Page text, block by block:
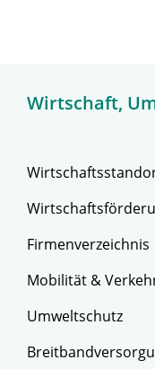
Wirtschaft,
Firmenverzeichnis
Mobilität &
Umweltschutz